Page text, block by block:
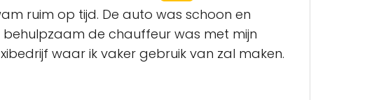
ruim op tijd. De auto was schoon en
de chauffeur was met mijn
waar ik vaker gebruik van zal maken.